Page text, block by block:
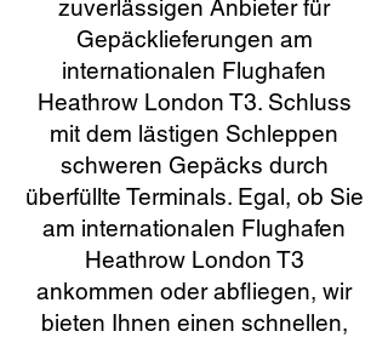
zuverlässigen Anbieter für
Gepäcklieferungen am
internationalen Flughafen
Heathrow London T3. Schluss
mit dem lästigen Schleppen
schweren Gepäcks durch
überfüllte Terminals. Egal, ob Sie
am internationalen Flughafen
Heathrow London T3
ankommen oder abfliegen, wir
bieten Ihnen einen schnellen,